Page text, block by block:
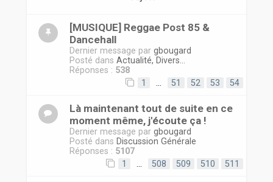
[MUSIQUE] Reggae Post 85 &
Dancehall
Dernier message par gbougard
Posté dans Actualité, Divers...
Réponses : 538
1
51 52 53 54
Là maintenant tout de suite en ce
moment même, j'écoute ça !
Dernier message par gbougard
Posté dans Discussion Générale
Réponses : 5107
1
508 509 510 511